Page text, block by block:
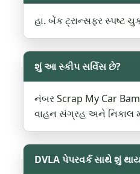
હા. બેંક ટ્રાન્સફર સ્પષ્ટ
શું આ સ્કીપ સર્વિસ છે?
નંબર Scrap My Car
વાહન સંગ્રહ અને નિકાલ
DVLA પેપરવર્ક સાથે શું